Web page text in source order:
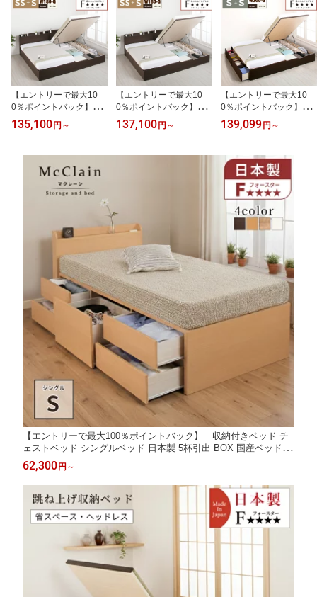
省スペースベッド 収納ベ
ッド コンセント スライ
ドレール ブリーゼ
スライドレール マクレー
ン ベッド 収納付き 引き
出し付きベッド
付き 引出し付 おしゃれ
北欧 コンセント 幅83cm
全長 190cm アルフォン
【エントリーで最大10
0％ポイントバック】
連結ベッド セミシングル
2台セット引出し2杯 ガ
ド 収納付きベッド 日本
製 国産ベッド 大容量 収
納付き スライドレール
専用連結金具付き ワイド
135,100円 ～
【エントリーで最大10
0％ポイントバック】
連結ベッド シングル セ
ミシングル 180 引出し
圧式跳ね上げベッド1台
ワイド180 H300
137,100円 ～
【エントリーで最大10
0％ポイントバック】
連結ベッド シングル 200
引出し2杯付きベッド1台
ッド1台 計2台セット 収
納付きベッド 日本製 国
産ベッド 大容量収納 ス
ライドレール ベッド 収
納付き 大容量 専用連結
金具付き ワイド200g H3
139,099円 ～
【エントリーで最大100％ポイントバック】 収納付きベッド チ
ェストベッド シングルベッド 日本製 5杯引出 BOX 国産ベッド 大
容量収納 薄型カウンター ベッドフレーム コンセント スライドレ
ール マクレーン ベッド 収納付き 大容量 収納ベッド 引き出し付
きベッド
62,300円 ～